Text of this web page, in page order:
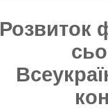
Розвиток